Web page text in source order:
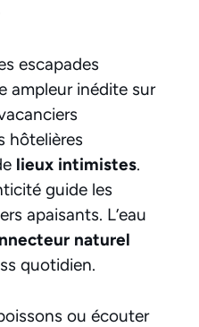
escapades
ampleur inédite sur
hôtelières
lieux intimistes.
guide les
apaisants. L’eau
naturel
quotidien.
ou écouter